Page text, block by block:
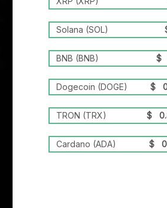
Solana (SOL)
BNB (BNB) $
Dogecoin (DOGE) $
TRON (TRX) $
Cardano (ADA) $